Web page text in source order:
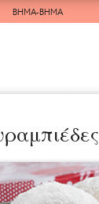
ΒΗΜΑ-ΒΗΜΑ